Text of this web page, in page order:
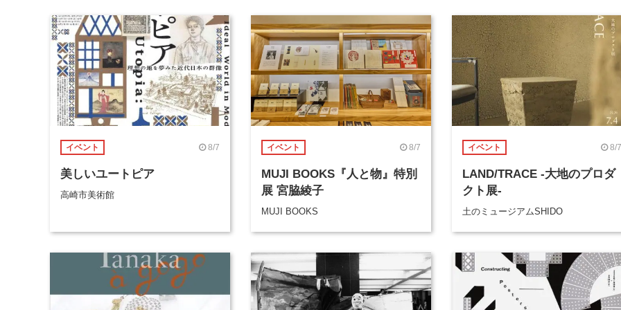
イベント 8/7
美しいユートピア
高崎市美術館
イベント 8/7
MUJI BOOKS『人と物』特別
展 宮脇綾子
MUJI BOOKS
イベント 8/7
LAND/TRACE -大地のプロダ
クト展-
土のミュージアムSHIDO